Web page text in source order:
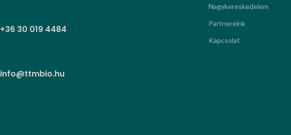
+36 30 019 4484
info@ttmbio.hu
Nagykereskedelem
Partnereink
Kapcsolat